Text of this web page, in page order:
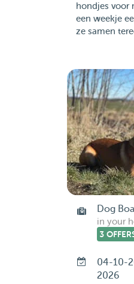
hondjes voor
een weekje
ze samen
Dog
in your
3
04-10-
2026